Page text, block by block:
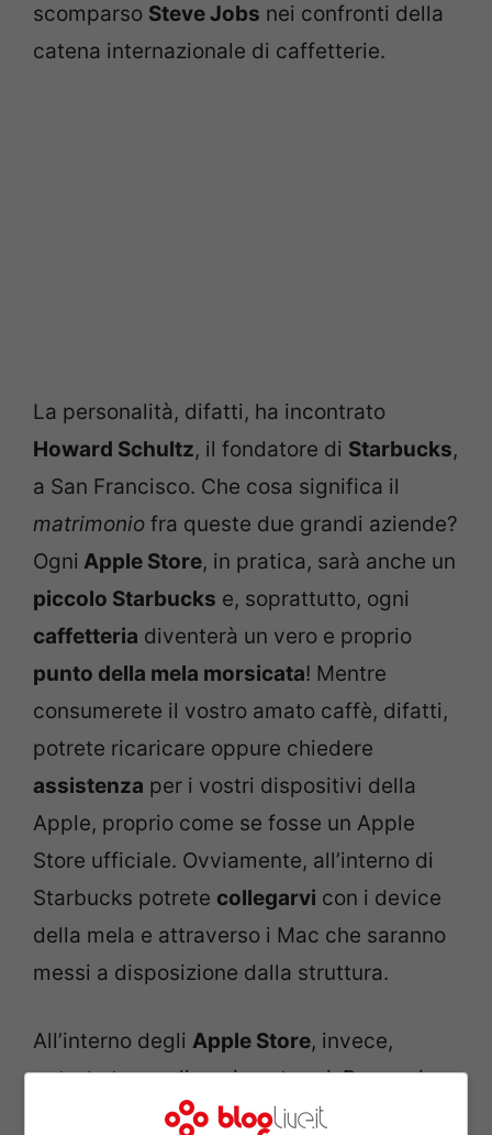
scomparso Steve Jobs nei confronti della
catena internazionale di caffetterie.
La personalità, difatti, ha incontrato
Howard Schultz, il fondatore di Starbucks,
a San Francisco. Che cosa significa il
matrimonio fra queste due grandi aziende?
Ogni Apple Store, in pratica, sarà anche un
piccolo Starbucks e, soprattutto, ogni
caffetteria diventerà un vero e proprio
punto della mela morsicata! Mentre
consumerete il vostro amato caffè, difatti,
potrete ricaricare oppure chiedere
assistenza per i vostri dispositivi della
Apple, proprio come se fosse un Apple
Store ufficiale. Ovviamente, all’interno di
Starbucks potrete collegarvi con i device
della mela e attraverso i Mac che saranno
messi a disposizione dalla struttura.
All’interno degli Apple Store, invece,
potrete trarre diversi vantaggi. Per ogni
acquisto (superiore ai 25 euro) avrete